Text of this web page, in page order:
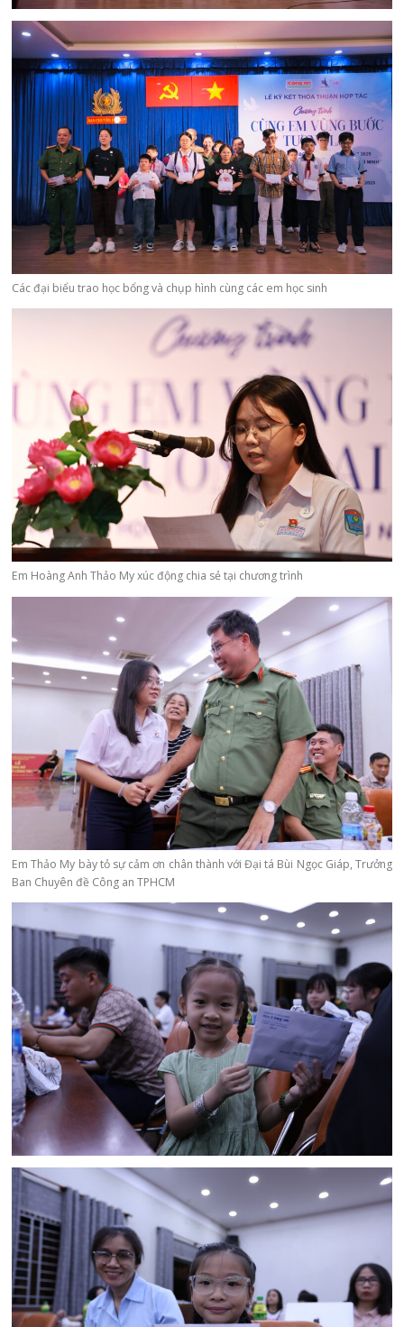
Các đại biểu trao học bổng và chụp hình cùng các em học sinh
Em Hoàng Anh Thảo My xúc động chia sẻ tại chương trình
Em Thảo My bày tỏ sự cảm ơn chân thành với Đại tá Bùi Ngọc Giáp, Trưởng
Ban Chuyên đề Công an TPHCM